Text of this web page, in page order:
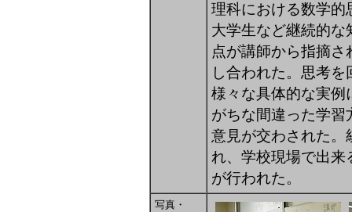
理科における数学的
大学生など継続的
点が講師から指摘
し合われた。思考
様々な具体的な実例
がちな間違った学
意見が交わされた。
れ、学校現場で出
が行われた。
写真・